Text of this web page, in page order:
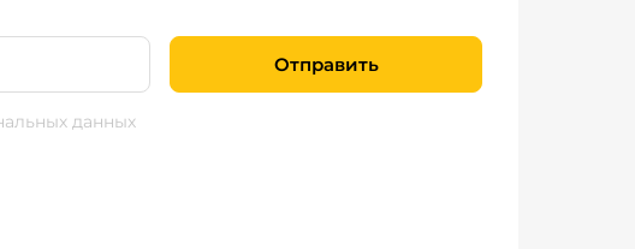
Отправить
данных